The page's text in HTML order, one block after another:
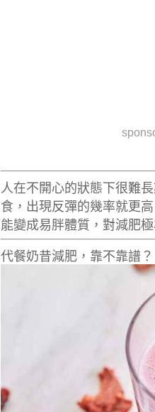
人在不開心的狀態下很難
食，出現反彈的幾率就更
能變成易胖體質，對減肥極
代餐奶昔減肥，靠不靠譜？